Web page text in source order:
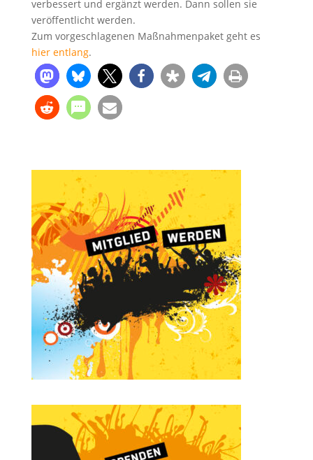
verbessert und ergänzt werden. Dann sollen sie
veröffentlicht werden.
Zum vorgeschlagenen Maßnahmenpaket geht es
hier entlang.